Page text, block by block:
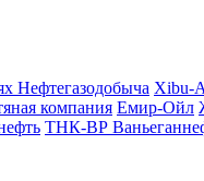
Нефтегазодобыча Xibu-
компания Емир-Ойл
ТНК-ВР